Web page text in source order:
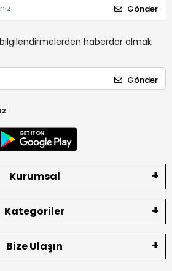
Gönder
haberdar olmak
Gönder
Kurumsal
Kategoriler
Bize Ulaşın